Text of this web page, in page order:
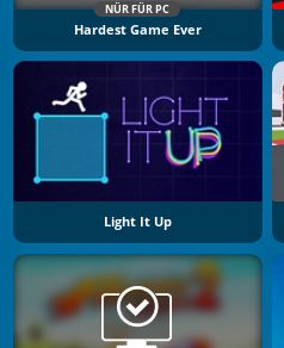
NÜR FÜR PC
Hardest Game Ever
Light It Up